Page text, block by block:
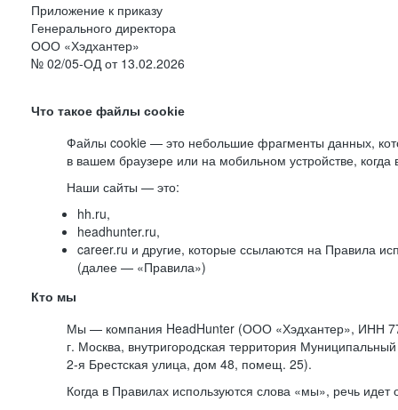
Приложение к приказу
Генерального директора
ООО «Хэдхантер»
№ 02/05-ОД от 13.02.2026
Что такое файлы cookie
Файлы cookie — это небольшие фрагменты данных,
в вашем браузере или на мобильном устройстве,
Наши сайты — это:
hh.ru,
headhunter.ru,
career.ru и другие, которые ссылаются на Правила
(далее — «Правила»)
Кто мы
Мы — компания HeadHunter (ООО «Хэдхантер», ИНН
г. Москва, внутригородская территория Муниципальный
2-я Брестская улица, дом 48, помещ. 25).
Когда в Правилах используются слова «мы», речь